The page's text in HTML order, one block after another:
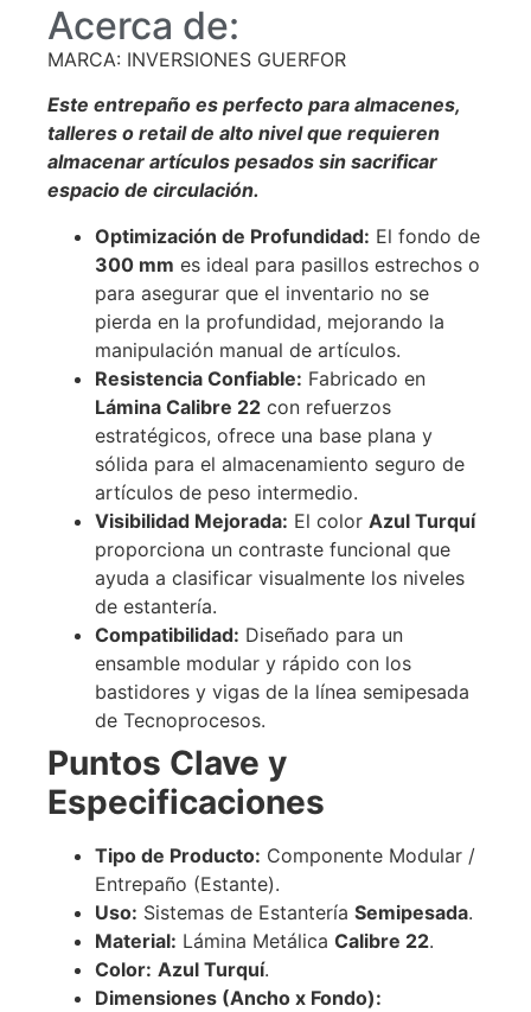
Acerca de:
MARCA: INVERSIONES GUERFOR
Este entrepaño es perfecto para almacenes,
talleres o retail de alto nivel que requieren
almacenar artículos pesados sin sacrificar
espacio de circulación.
Optimización de Profundidad: El fondo de
300 mm es ideal para pasillos estrechos o
para asegurar que el inventario no se
pierda en la profundidad, mejorando la
manipulación manual de artículos.
Resistencia Confiable: Fabricado en
Lámina Calibre 22 con refuerzos
estratégicos, ofrece una base plana y
sólida para el almacenamiento seguro de
artículos de peso intermedio.
Visibilidad Mejorada: El color Azul Turquí
proporciona un contraste funcional que
ayuda a clasificar visualmente los niveles
de estantería.
Compatibilidad: Diseñado para un
ensamble modular y rápido con los
bastidores y vigas de la línea semipesada
de Tecnoprocesos.
Puntos Clave y
Especificaciones
Tipo de Producto: Componente Modular /
Entrepaño (Estante).
Uso: Sistemas de Estantería Semipesada.
Material: Lámina Metálica Calibre 22.
Color: Azul Turquí.
Dimensiones (Ancho x Fondo):